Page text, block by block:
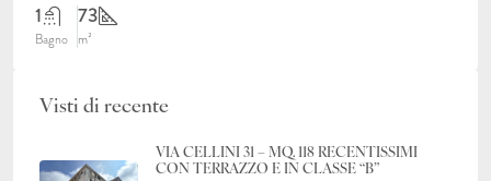
1
Bagno
73
m²
Visti di recente
VIA CELLINI 31 – MQ. 118 RECENTISSIMI
CON TERRAZZO E IN CLASSE “B”